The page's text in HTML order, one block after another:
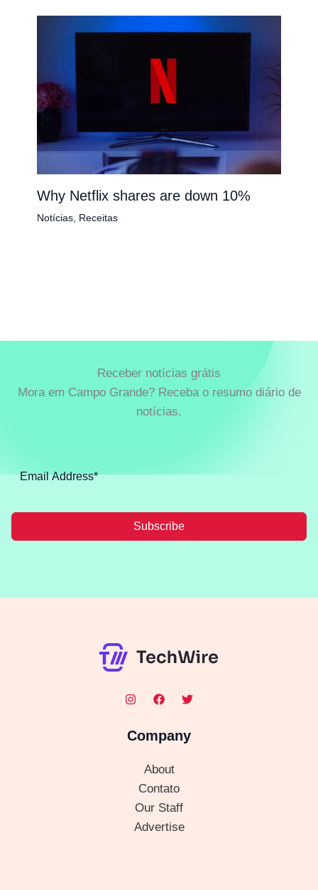
Why Netflix shares are down 10%
Notícias, Receitas
Receber notícias grátis
Mora em Campo Grande? Receba o resumo diário de
notícias.
Subscribe
Company
About
Contato
Our Staff
Advertise